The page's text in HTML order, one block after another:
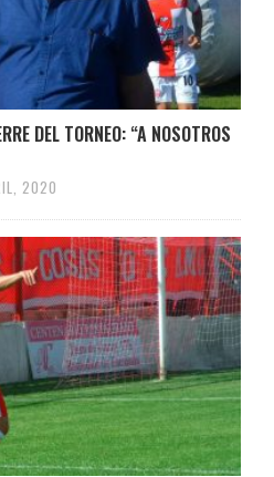
DEL TORNEO: “A NOSOTROS
2020